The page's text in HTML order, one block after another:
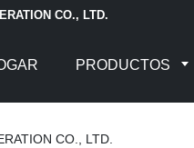
CO., LTD.
PRODUCTOS
CO., LTD.